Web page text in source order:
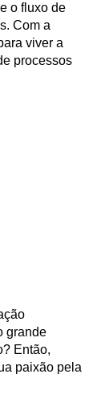
o fluxo de
Com a
viver a
processos
grande
Então,
paixão pela